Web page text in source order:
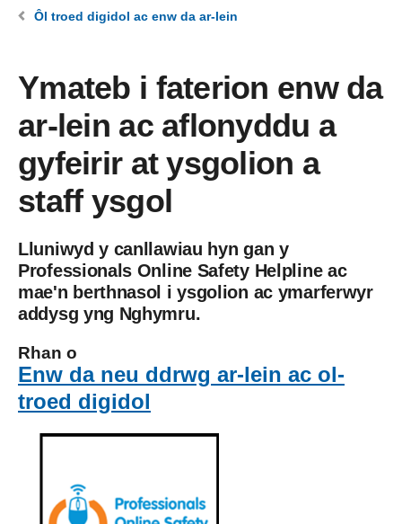
Ôl troed digidol ac enw da ar-lein
Ymateb i faterion enw da
ar-lein ac aflonyddu a
gyfeirir at ysgolion a
staff ysgol
Lluniwyd y canllawiau hyn gan y
Professionals Online Safety Helpline ac
mae'n berthnasol i ysgolion ac ymarferwyr
addysg yng Nghymru.
Rhan o
Enw da neu ddrwg ar-lein ac ol-
troed digidol